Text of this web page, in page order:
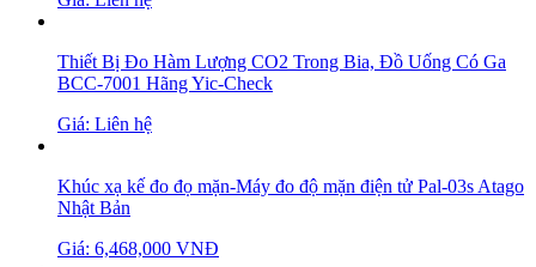
Thiết Bị Đo Hàm Lượng CO2 Trong Bia, Đồ Uống Có Ga
BCC-7001 Hãng Yic-Check
Giá: Liên hệ
Khúc xạ kế đo đọ mặn-Máy đo độ mặn điện tử Pal-03s Atago
Nhật Bản
Giá: 6,468,000 VNĐ